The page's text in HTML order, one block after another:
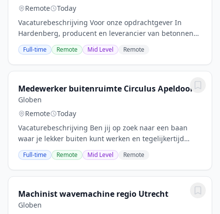
Remote
Today
Vacaturebeschrijving Voor onze opdrachtgever In
Hardenberg, producent en leverancier van betonnen
bestratingsmaterialen, zijn wij op zoek naar een
machine-operator / allround medewerker. Je kunt...
Full-time Remote Mid Level Remote
Medewerker buitenruimte Circulus Apeldoorn
Globen
Remote
Today
Vacaturebeschrijving Ben jij op zoek naar een baan
waar je lekker buiten kunt werken en tegelijkertijd
bijdraagt aan de openbare ruimte van Apeldoorn? Dan
is de functie Medewerker Openbare Ruimte bij...
Full-time Remote Mid Level Remote
Machinist wavemachine regio Utrecht
Globen